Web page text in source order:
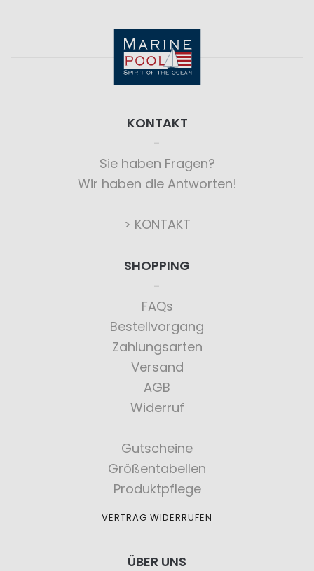
KONTAKT
Sie haben Fragen?
Wir haben die Antworten!
> KONTAKT
SHOPPING
FAQs
Bestellvorgang
Zahlungsarten
Versand
AGB
Widerruf
Gutscheine
Größentabellen
Produktpflege
VERTRAG WIDERRUFEN
ÜBER UNS